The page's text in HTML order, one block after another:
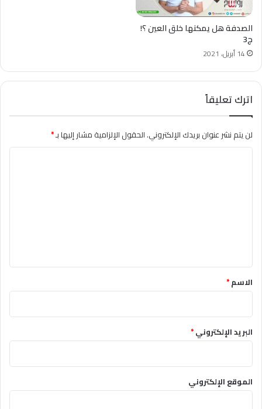
الصدفة هل يمكنها خلق العين ؟!
ج3
14 أبريل، 2021
اترك تعليقاً
لن يتم نشر عنوان بريدك الإلكتروني.الحقول الإلزامية مشار إليها بـ*
*الاسم*
البريد الإلكتروني*
الموقع الإلكتروني